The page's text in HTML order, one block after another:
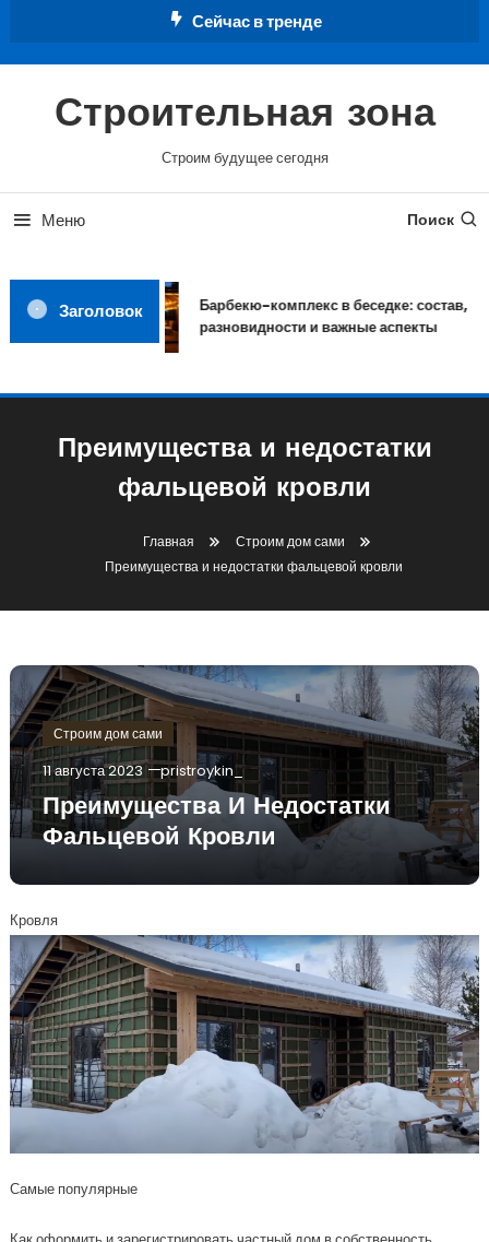
Сейчас в тренде
Строительная зона
Строим будущее сегодня
Меню Поиск
Заголовок
Барбекю-комплекс в беседке: состав,
разновидности и важные аспекты
Преимущества и недостатки
фальцевой кровли
Главная
Строим дом сами
Преимущества и недостатки фальцевой кровли
Строим дом сами
11 августа 2023 pristroykin_
Преимущества И Недостатки
Фальцевой Кровли
Кровля
Самые популярные